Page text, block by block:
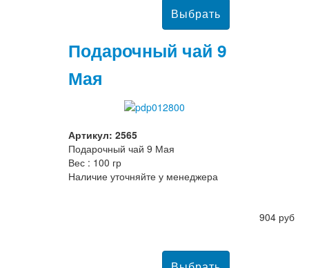
Подарочный чай 9
Мая
Артикул: 2565
Подарочный чай 9 Мая
Вес : 100 гр
Наличие уточняйте у менеджера
904 руб